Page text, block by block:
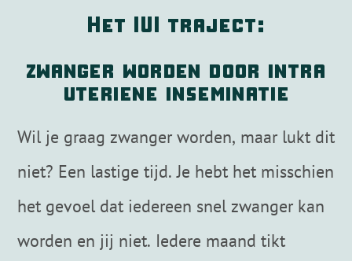
Het IUI traject:
zwanger worden door intra
uteriene inseminatie
Wil je graag zwanger worden, maar lukt dit
niet? Een lastige tijd. Je hebt het misschien
het gevoel dat iedereen snel zwanger kan
worden en jij niet. Iedere maand tikt